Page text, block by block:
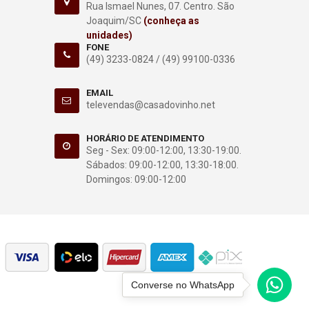
Rua Ismael Nunes, 07. Centro. São
Joaquim/SC (conheça as
unidades)
FONE
(49) 3233-0824 / (49) 99100-0336
EMAIL
televendas@casadovinho.net
HORÁRIO DE ATENDIMENTO
Seg - Sex: 09:00-12:00, 13:30-19:00.
Sábados: 09:00-12:00, 13:30-18:00.
Domingos: 09:00-12:00
Converse no WhatsApp